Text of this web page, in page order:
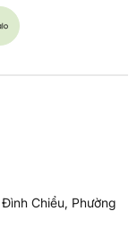
Chiểu, Phường